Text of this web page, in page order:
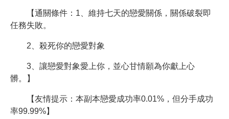
【通關條件：1、維持七天的戀愛關係，關係破裂即
任務失敗。
2、殺死你的戀愛對象
3、讓戀愛對象愛上你，並心甘情願為你獻上心
髒。】
【友情提示：本副本戀愛成功率0.01%，但分手成功
率99.99%】